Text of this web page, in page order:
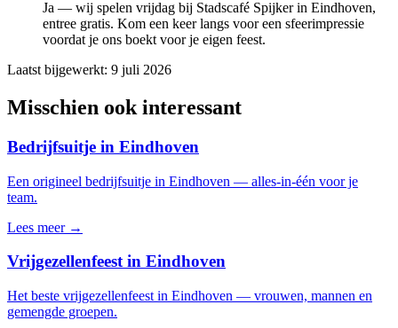
Ja — wij spelen vrijdag bij Stadscafé Spijker in Eindhoven,
entree gratis. Kom een keer langs voor een sfeerimpressie
voordat je ons boekt voor je eigen feest.
Laatst bijgewerkt: 9 juli 2026
Misschien ook interessant
Bedrijfsuitje in Eindhoven
Een origineel bedrijfsuitje in Eindhoven — alles-in-één voor je
team.
Lees meer →
Vrijgezellenfeest in Eindhoven
Het beste vrijgezellenfeest in Eindhoven — vrouwen, mannen en
gemengde groepen.